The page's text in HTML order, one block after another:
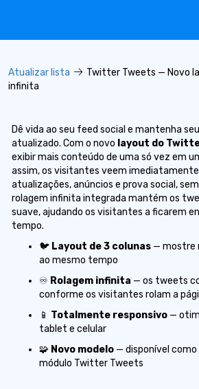
Atualizar lista
Twitter Tweets — Novo
infinita
Dê vida ao seu feed social e mantenha
atualizado. Com o novo layout do
exibir mais conteúdo de uma só vez em
assim, os visitantes veem
atualizações, anúncios e prova social,
rolagem infinita integrada mantém os
suave, ajudando os visitantes a ficarem
tempo.
🐦 Layout de 3 colunas — mostre
ao mesmo tempo
♾️ Rolagem infinita — os tweets
conforme os visitantes rolam a
📱 Totalmente responsivo —
tablet e celular
🧩 Novo modelo — disponível como
módulo Twitter Tweets